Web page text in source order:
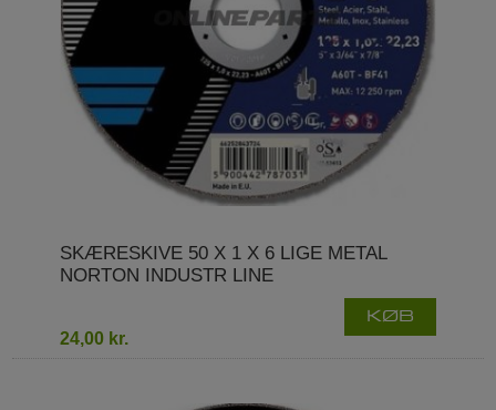
SKÆRESKIVE 50 X 1 X 6 LIGE METAL
NORTON INDUSTR LINE
24,00 kr.
KØB